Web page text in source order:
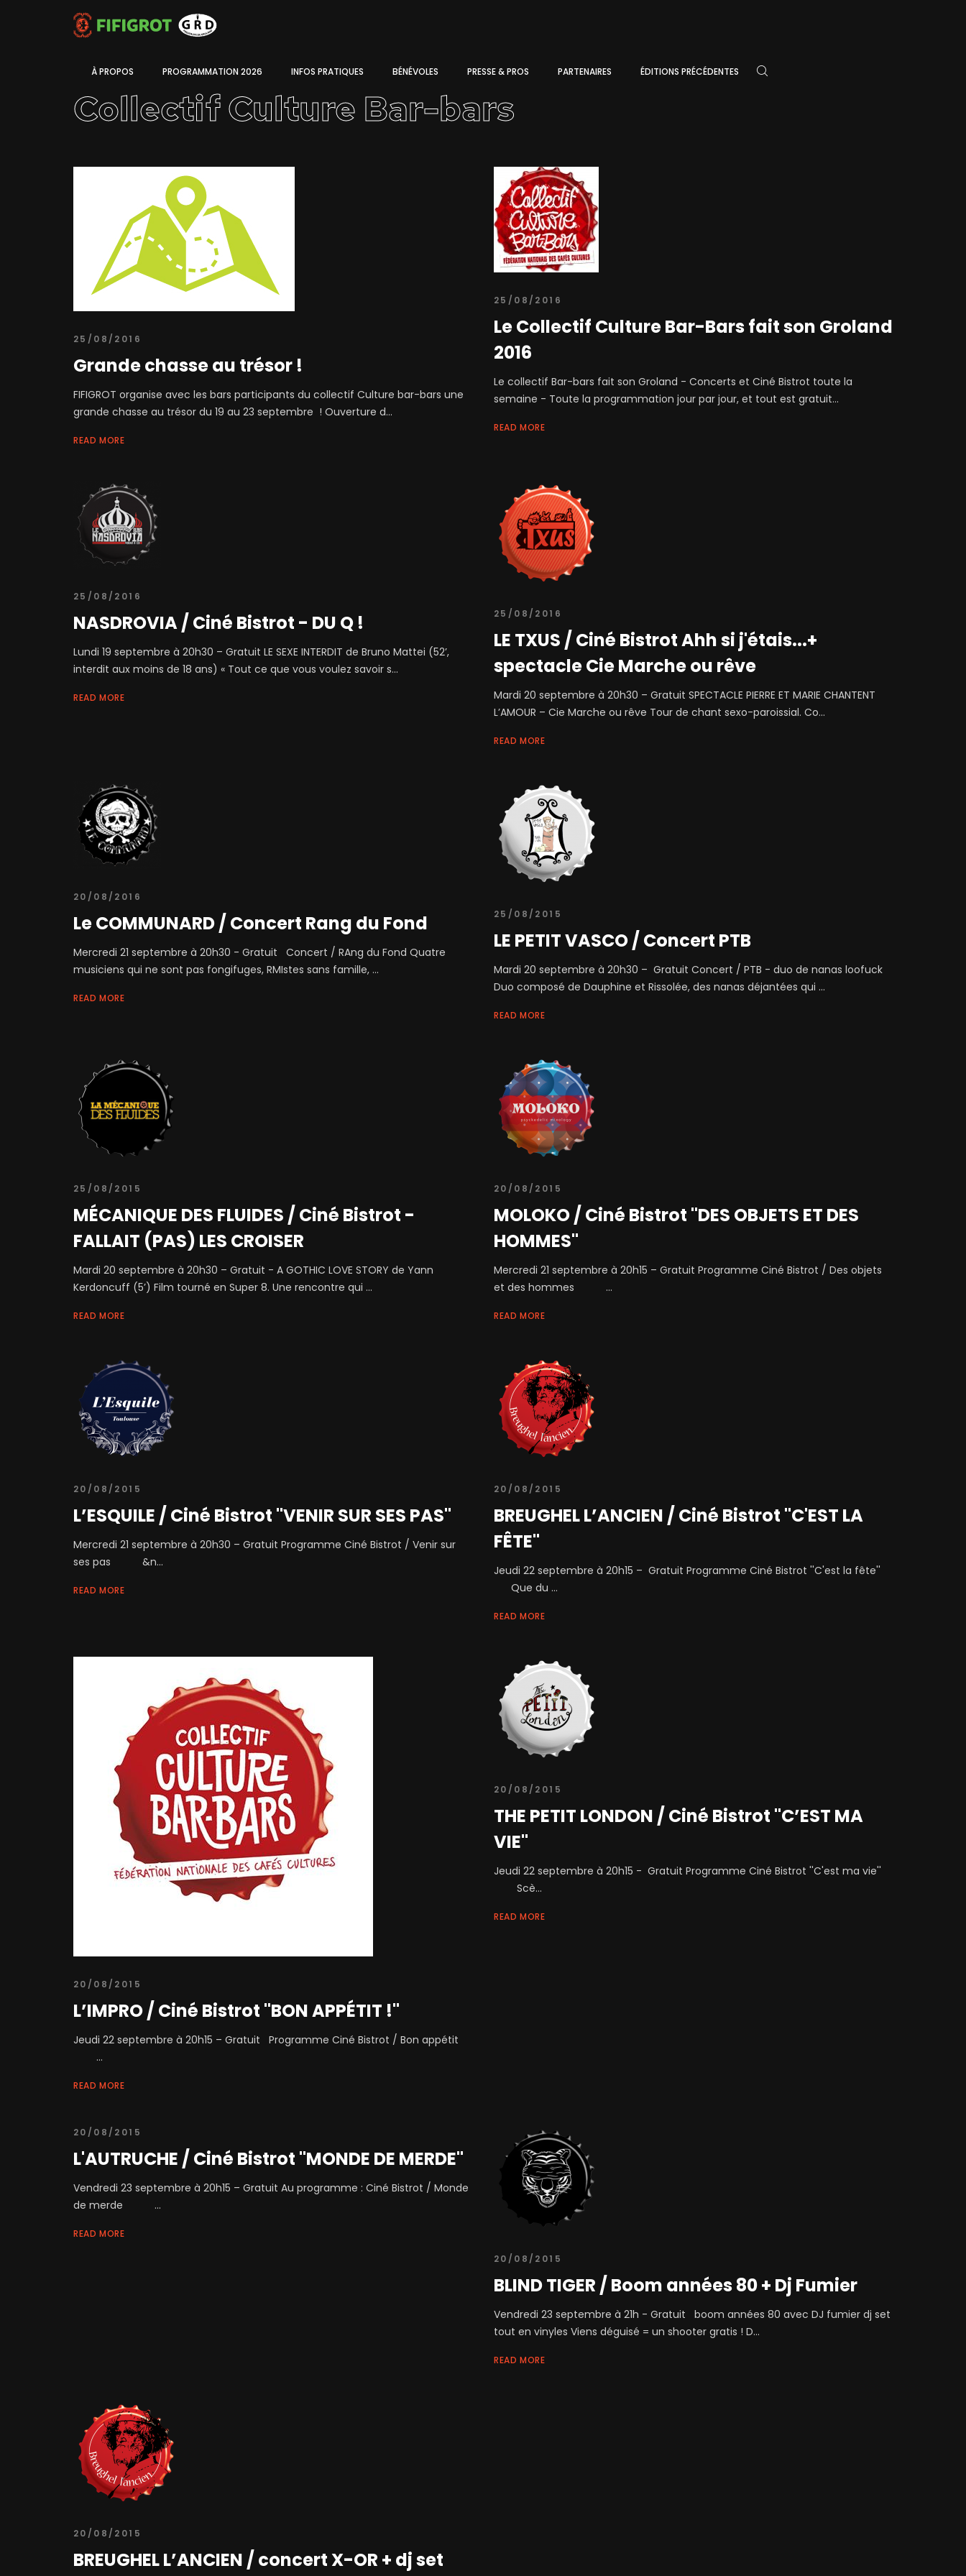
À PROPOS PROGRAMMATION 2026 INFOS PRATIQUES BÉNÉVOLES PRESSE & PROS PARTENAIRES ÉDITIONS PRÉCÉDENTES
Collectif Culture Bar-bars
25/08/2016
Grande chasse au trésor !
FIFIGROT organise avec les bars participants du collectif Culture bar-bars une
grande chasse au trésor du 19 au 23 septembre ! Ouverture d...
READ MORE
25/08/2016
Le Collectif Culture Bar-Bars fait son Groland
2016
Le collectif Bar-bars fait son Groland - Concerts et Ciné Bistrot toute la
semaine - Toute la programmation jour par jour, et tout est gratuit...
READ MORE
25/08/2016
NASDROVIA / Ciné Bistrot - DU Q !
Lundi 19 septembre à 20h30 – Gratuit LE SEXE INTERDIT de Bruno Mattei (52’,
interdit aux moins de 18 ans) « Tout ce que vous voulez savoir s...
READ MORE
25/08/2016
LE TXUS / Ciné Bistrot Ahh si j'étais...+
spectacle Cie Marche ou rêve
Mardi 20 septembre à 20h30 – Gratuit SPECTACLE PIERRE ET MARIE CHANTENT
L’AMOUR – Cie Marche ou rêve Tour de chant sexo-paroissial. Co...
READ MORE
20/08/2016
Le COMMUNARD / Concert Rang du Fond
Mercredi 21 septembre à 20h30 - Gratuit Concert / RAng du Fond Quatre
musiciens qui ne sont pas fongifuges, RMIstes sans famille, ...
READ MORE
25/08/2015
LE PETIT VASCO / Concert PTB
Mardi 20 septembre à 20h30 – Gratuit Concert / PTB - duo de nanas loofuck
Duo composé de Dauphine et Rissolée, des nanas déjantées qui ...
READ MORE
25/08/2015
MÉCANIQUE DES FLUIDES / Ciné Bistrot -
FALLAIT (PAS) LES CROISER
Mardi 20 septembre à 20h30 – Gratuit - A GOTHIC LOVE STORY de Yann
Kerdoncuff (5’) Film tourné en Super 8. Une rencontre qui ...
READ MORE
20/08/2015
MOLOKO / Ciné Bistrot "DES OBJETS ET DES
HOMMES"
Mercredi 21 septembre à 20h15 – Gratuit Programme Ciné Bistrot / Des objets
et des hommes ...
READ MORE
20/08/2015
L’ESQUILE / Ciné Bistrot "VENIR SUR SES PAS''
Mercredi 21 septembre à 20h30 – Gratuit Programme Ciné Bistrot / Venir sur
ses pas &n...
READ MORE
20/08/2015
BREUGHEL L’ANCIEN / Ciné Bistrot "C'EST LA
FÊTE"
Jeudi 22 septembre à 20h15 – Gratuit Programme Ciné Bistrot ''C'est la fête''
Que du ...
READ MORE
20/08/2015
L’IMPRO / Ciné Bistrot "BON APPÉTIT !"
Jeudi 22 septembre à 20h15 – Gratuit Programme Ciné Bistrot / Bon appétit
...
READ MORE
20/08/2015
THE PETIT LONDON / Ciné Bistrot "C’EST MA
VIE"
Jeudi 22 septembre à 20h15 - Gratuit Programme Ciné Bistrot ''C'est ma vie''
Scè...
READ MORE
20/08/2015
L'AUTRUCHE / Ciné Bistrot "MONDE DE MERDE"
Vendredi 23 septembre à 20h15 – Gratuit Au programme : Ciné Bistrot / Monde
de merde ...
READ MORE
20/08/2015
BLIND TIGER / Boom années 80 + Dj Fumier
Vendredi 23 septembre à 21h - Gratuit boom années 80 avec DJ fumier dj set
tout en vinyles Viens déguisé = un shooter gratis ! D...
READ MORE
20/08/2015
BREUGHEL L’ANCIEN / concert X-OR + dj set